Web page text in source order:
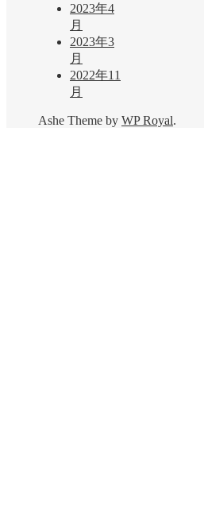
2023年4
月
2023年3
月
2022年11
月
Ashe Theme by WP Royal.